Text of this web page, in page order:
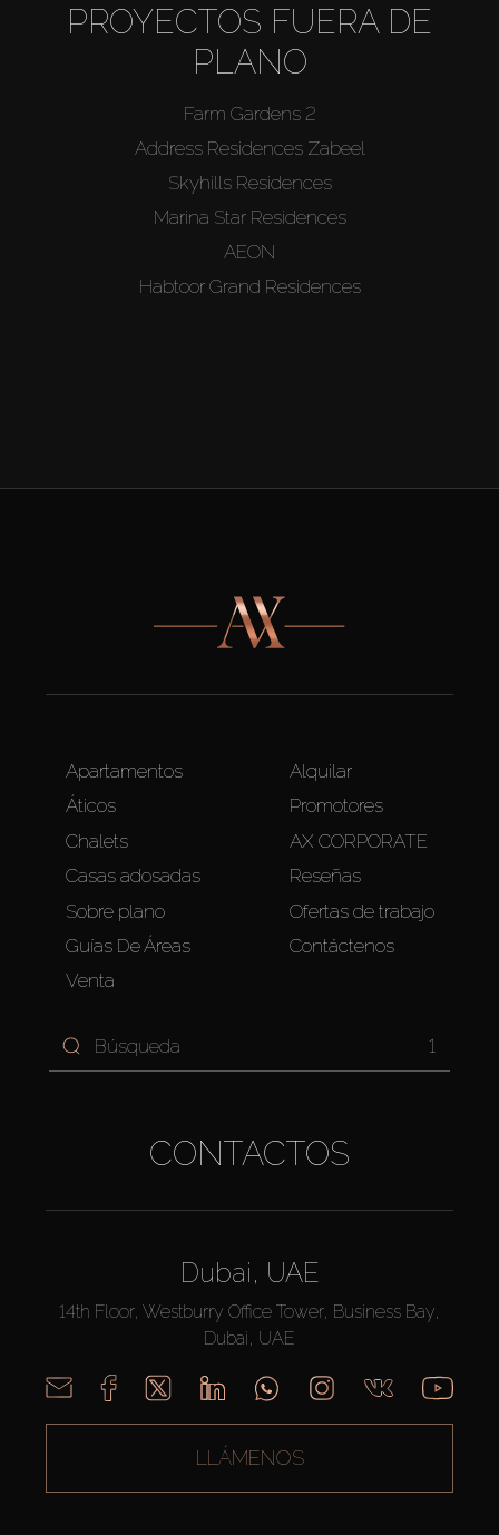
PROYECTOS FUERA DE
PLANO
Farm Gardens 2
Address Residences Zabeel
Skyhills Residences
Marina Star Residences
AEON
Habtoor Grand Residences
Apartamentos
Áticos
Chalets
Casas adosadas
Sobre plano
Guías De Áreas
Venta
Alquilar
Promotores
AX CORPORATE
Reseñas
Ofertas de trabajo
Contáctenos
1
CONTACTOS
Dubai, UAE
14th Floor, Westburry Office Tower, Business Bay,
Dubai, UAE
LLÁMENOS